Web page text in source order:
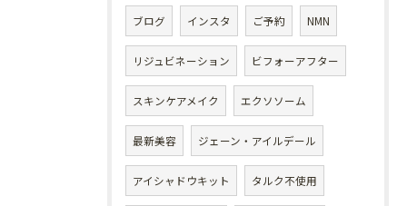
ブログ インスタ ご予約 NMN
リジュビネーション ビフォーアフター
スキンケアメイク エクソソーム
最新美容 ジェーン・アイルデール
アイシャドウキット タルク不使用